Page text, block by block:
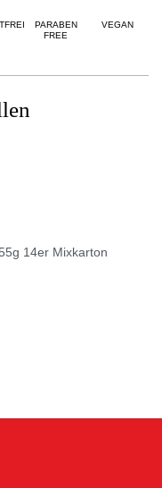
PARABEN
FREE
VEGAN
14er Mixkarton